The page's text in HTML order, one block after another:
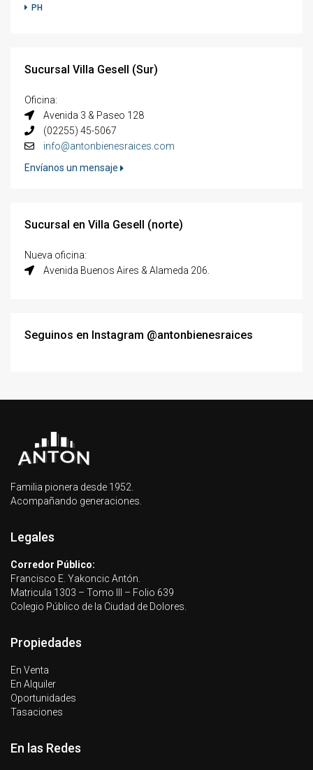
PH
Sucursal Villa Gesell (Sur)
Oficina:
Avenida 3 & Paseo 128
(02255) 45-5067
info@antonbienesraices.com
Envíanos un mensaje
Sucursal en Villa Gesell (norte)
Nueva oficina:
Avenida Buenos Aires & Alameda 206.
Seguinos en Instagram @antonbienesraices
Familia pionera desde 1952.
Acompañando generaciones.
Legales
Corredor Público:
Francisco E. Yakoncic Antón.
Matricula 1303 – Tomo III – Folio 639
Colegio Público de la Ciudad de Dolores.
Propiedades
En Venta
En Alquiler
Oportunidades
Tasaciones
En las Redes